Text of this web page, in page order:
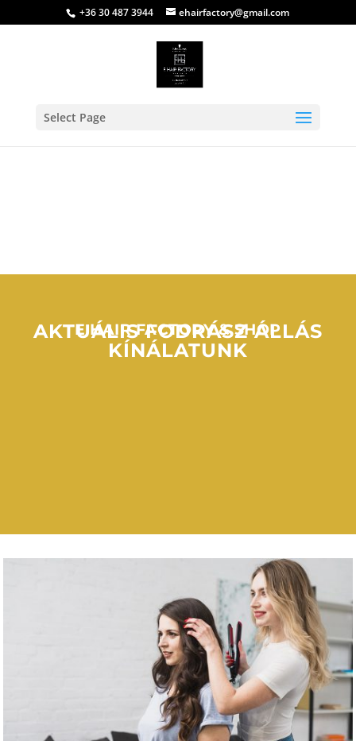
+36 30 487 3944 ehairfactory@gmail.com
Select Page
E HAIR FACTORY & SHOP
AKTUÁLIS FODRÁSZ ÁLLÁS
KÍNÁLATUNK